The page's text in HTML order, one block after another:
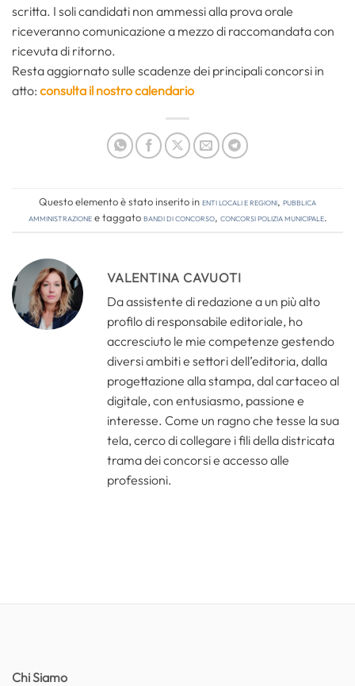
scritta. I soli candidati non ammessi alla prova orale
riceveranno comunicazione a mezzo di raccomandata con
ricevuta di ritorno.
Resta aggiornato sulle scadenze dei principali concorsi in
atto: consulta il nostro calendario
Questo elemento è stato inserito inEnti locali e regioni, Pubblica
amministrazionee taggatobandi di concorso, concorsi polizia municipale.
VALENTINA CAVUOTI
Da assistente di redazione a un più alto
profilo di responsabile editoriale, ho
accresciuto le mie competenze gestendo
diversi ambiti e settori dell’editoria, dalla
progettazione alla stampa, dal cartaceo al
digitale, con entusiasmo, passione e
interesse. Come un ragno che tesse la sua
tela, cerco di collegare i fili della districata
trama dei concorsi e accesso alle
professioni.
Chi Siamo